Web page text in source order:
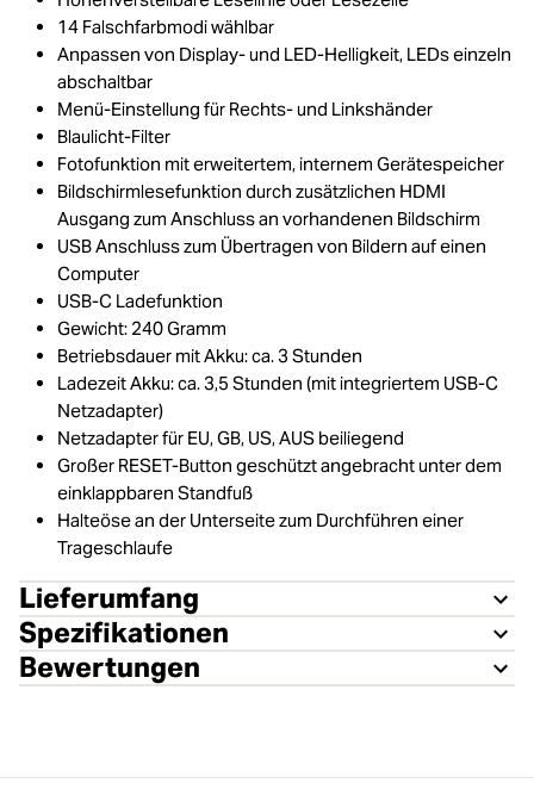
14 Falschfarbmodi wählbar
Anpassen von Display- und LED-Helligkeit, LEDs einzeln
abschaltbar
Menü-Einstellung für Rechts- und Linkshänder
Blaulicht-Filter
Fotofunktion mit erweitertem, internem Gerätespeicher
Bildschirmlesefunktion durch zusätzlichen HDMI
Ausgang zum Anschluss an vorhandenen Bildschirm
USB Anschluss zum Übertragen von Bildern auf einen
Computer
USB-C Ladefunktion
Gewicht: 240 Gramm
Betriebsdauer mit Akku: ca. 3 Stunden
Ladezeit Akku: ca. 3,5 Stunden (mit integriertem USB-C
Netzadapter)
Netzadapter für EU, GB, US, AUS beiliegend
Großer RESET-Button geschützt angebracht unter dem
einklappbaren Standfuß
Halteöse an der Unterseite zum Durchführen einer
Trageschlaufe
Lieferumfang
Spezifikationen
Bewertungen